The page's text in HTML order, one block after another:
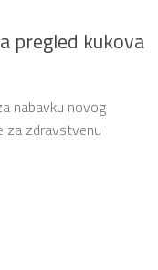
pregled kukova
nabavku novog
za zdravstvenu